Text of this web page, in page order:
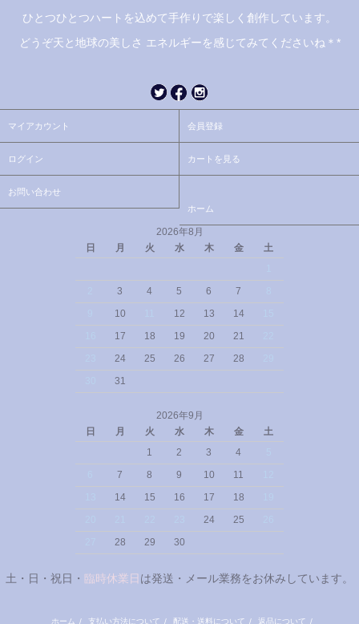
ひとつひとつハートを込めて手作りで楽しく創作しています。
どうぞ天と地球の美しさ エネルギーを感じてみてくださいね＊*
マイアカウント 会員登録
ログイン カートを見る
お問い合わせ
ホーム
2026年8月
日
月 火 水 木 金
土
3 4 5 6 7
10 12 13 14
17 18 19 20 21
24 25 26 27 28
31
2026年9月
日
月 火 水 木 金
土
1
2 3 4
7 8 9 10 11
14 15 16 17 18
24 25
28 29 30
土・日・祝日・ 臨時休業日は発送・メール業務をお休みしています。
ホーム / 支払い方法について / 配送・送料について / 返品について /